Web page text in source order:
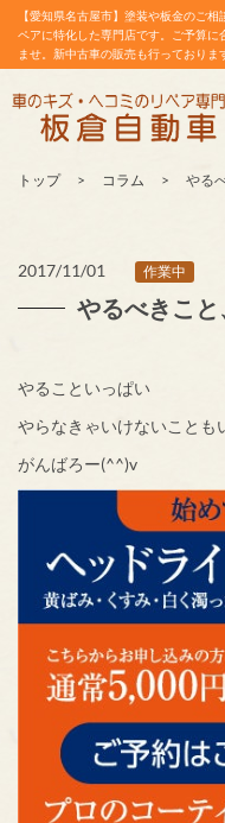
【愛知県名古屋市】塗装や板金のご
ペアに特化した専門店です。ご予算
ませ。新中古車の販売も行っており
トップ コラム やる
2017/11/01 作業中
やるべきこ
やることいっぱい
やらなきゃいけないことも
がんばろー(^^)v